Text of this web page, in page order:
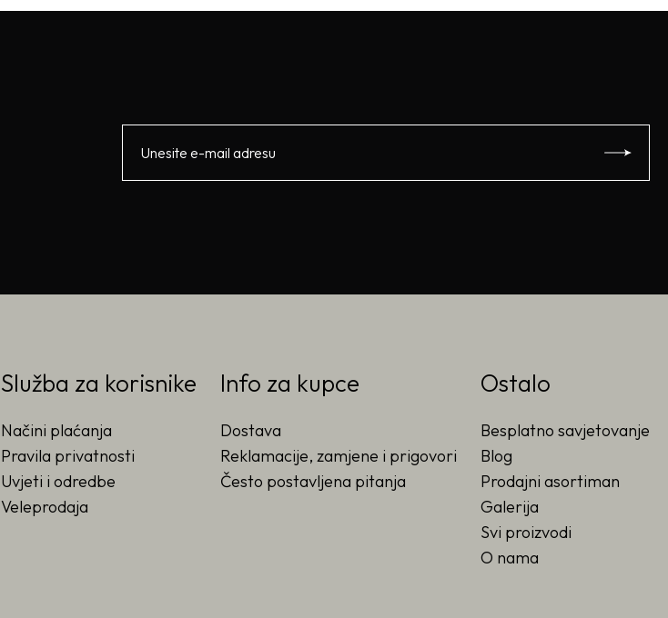
Služba za korisnike
Načini plaćanja
Pravila privatnosti
Uvjeti i odredbe
Veleprodaja
Info za kupce
Dostava
Reklamacije, zamjene i prigovori
Često postavljena pitanja
Ostalo
Besplatno savjetovanje
Blog
Prodajni asortiman
Galerija
Svi proizvodi
O nama